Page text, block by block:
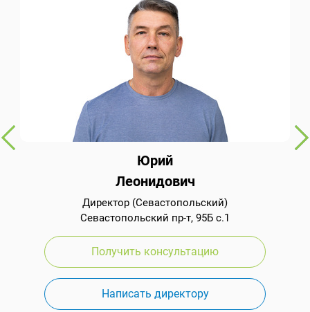
Юрий
Леонидович
Директор (Севастопольский)
Севастопольский пр-т, 95Б с.1
Получить консультацию
Написать директору